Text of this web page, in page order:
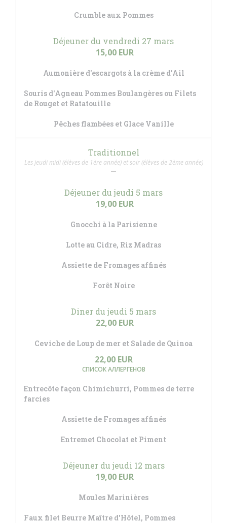
Crumble aux Pommes
Déjeuner du vendredi 27 mars
15,00 EUR
Aumonière d'escargots à la crème d'Ail
Souris d'Agneau Pommes Boulangères ou Filets
de Rouget et Ratatouille
Pêches flambées et Glace Vanille
Traditionnel
Les jeudi midi (élèves de 1ère année) et soir (élèves de 2ème année)
Déjeuner du jeudi 5 mars
19,00 EUR
Gnocchi à la Parisienne
Lotte au Cidre, Riz Madras
Assiette de Fromages affinés
Forêt Noire
Diner du jeudi 5 mars
22,00 EUR
Ceviche de Loup de mer et Salade de Quinoa
22,00 EUR
СПИСОК АЛЛЕРГЕНОВ
Entrecôte façon Chimichurri, Pommes de terre
farcies
Assiette de Fromages affinés
Entremet Chocolat et Piment
Déjeuner du jeudi 12 mars
19,00 EUR
Moules Marinières
Faux filet Beurre Maître d'Hôtel, Pommes